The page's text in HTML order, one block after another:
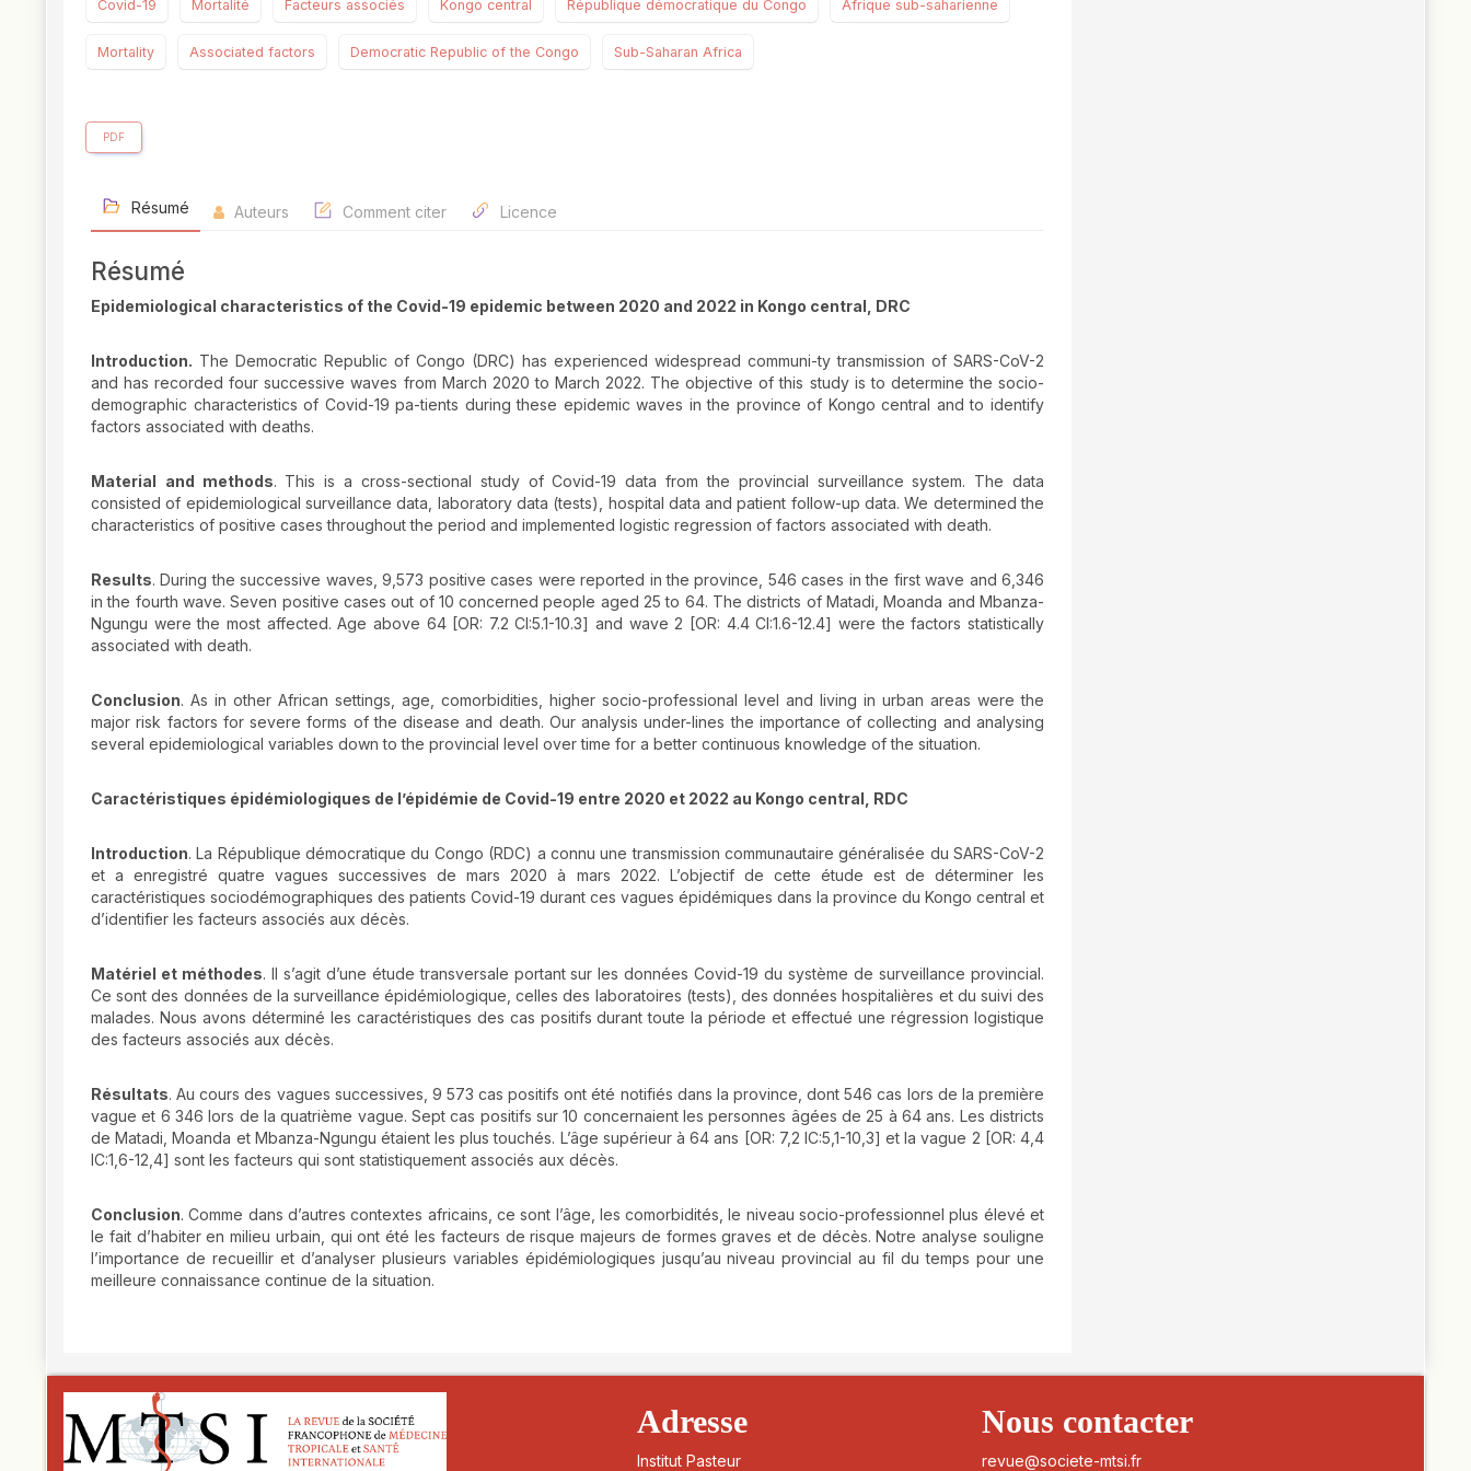
Covid-19 Mortalité Facteurs associés Kongo central République démocratique du Congo Afrique sub-saharienne
Mortality Associated factors Democratic Republic of the Congo Sub-Saharan Africa
PDF
Résumé Auteurs Comment citer Licence
Résumé
Epidemiological characteristics of the Covid-19 epidemic between 2020 and 2022 in Kongo central, DRC
Introduction. The Democratic Republic of Congo (DRC) has experienced widespread communi-ty transmission of SARS-CoV-2
and has recorded four successive waves from March 2020 to March 2022. The objective of this study is to determine the socio-
demographic characteristics of Covid-19 pa-tients during these epidemic waves in the province of Kongo central and to identify
factors associated with deaths.
Material and methods. This is a cross-sectional study of Covid-19 data from the provincial surveillance system. The data
consisted of epidemiological surveillance data, laboratory data (tests), hospital data and patient follow-up data. We determined the
characteristics of positive cases throughout the period and implemented logistic regression of factors associated with death.
Results. During the successive waves, 9,573 positive cases were reported in the province, 546 cases in the first wave and 6,346
in the fourth wave. Seven positive cases out of 10 concerned people aged 25 to 64. The districts of Matadi, Moanda and Mbanza-
Ngungu were the most affected. Age above 64 [OR: 7.2 CI:5.1-10.3] and wave 2 [OR: 4.4 CI:1.6-12.4] were the factors statistically
associated with death.
Conclusion. As in other African settings, age, comorbidities, higher socio-professional level and living in urban areas were the
major risk factors for severe forms of the disease and death. Our analysis under-lines the importance of collecting and analysing
several epidemiological variables down to the provincial level over time for a better continuous knowledge of the situation.
Caractéristiques épidémiologiques de l’épidémie de Covid-19 entre 2020 et 2022 au Kongo central, RDC
Introduction. La République démocratique du Congo (RDC) a connu une transmission communautaire généralisée du SARS-CoV-2
et a enregistré quatre vagues successives de mars 2020 à mars 2022. L’objectif de cette étude est de déterminer les
caractéristiques sociodémographiques des patients Covid-19 durant ces vagues épidémiques dans la province du Kongo central et
d’identifier les facteurs associés aux décès.
Matériel et méthodes. Il s’agit d’une étude transversale portant sur les données Covid-19 du système de surveillance provincial.
Ce sont des données de la surveillance épidémiologique, celles des laboratoires (tests), des données hospitalières et du suivi des
malades. Nous avons déterminé les caractéristiques des cas positifs durant toute la période et effectué une régression logistique
des facteurs associés aux décès.
Résultats. Au cours des vagues successives, 9 573 cas positifs ont été notifiés dans la province, dont 546 cas lors de la première
vague et 6 346 lors de la quatrième vague. Sept cas positifs sur 10 concernaient les personnes âgées de 25 à 64 ans. Les districts
de Matadi, Moanda et Mbanza-Ngungu étaient les plus touchés. L’âge supérieur à 64 ans [OR: 7,2 IC:5,1-10,3] et la vague 2 [OR: 4,4
IC:1,6-12,4] sont les facteurs qui sont statistiquement associés aux décès.
Conclusion. Comme dans d’autres contextes africains, ce sont l’âge, les comorbidités, le niveau socio-professionnel plus élevé et
le fait d’habiter en milieu urbain, qui ont été les facteurs de risque majeurs de formes graves et de décès. Notre analyse souligne
l’importance de recueillir et d’analyser plusieurs variables épidémiologiques jusqu’au niveau provincial au fil du temps pour une
meilleure connaissance continue de la situation.
Adresse
Institut Pasteur
Nous contacter
revue@societe-mtsi.fr